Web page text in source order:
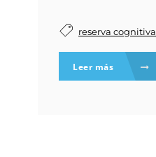
reserva cognitiva
Leer más